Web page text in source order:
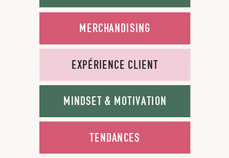
MERCHANDISING
MINDSET & MOTIVATION
TENDANCES
EXPÉRIENCE CLIENT